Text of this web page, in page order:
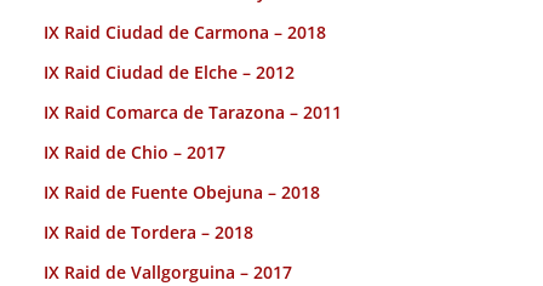
IX Raid Ciudad de Carmona – 2018
IX Raid Ciudad de Elche – 2012
IX Raid Comarca de Tarazona – 2011
IX Raid de Chio – 2017
IX Raid de Fuente Obejuna – 2018
IX Raid de Tordera – 2018
IX Raid de Vallgorguina – 2017